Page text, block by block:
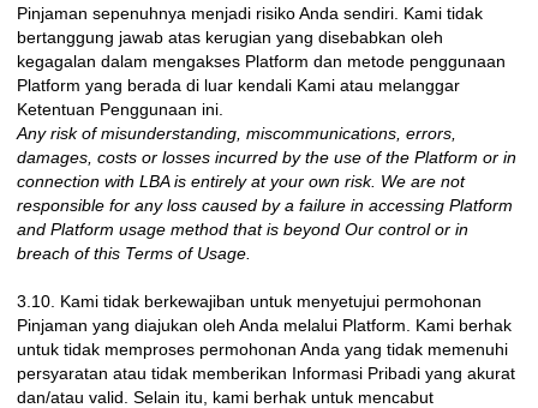
Pinjaman sepenuhnya menjadi risiko Anda sendiri. Kami tidak
bertanggung jawab atas kerugian yang disebabkan oleh
kegagalan dalam mengakses Platform dan metode penggunaan
Platform yang berada di luar kendali Kami atau melanggar
Ketentuan Penggunaan ini.
Any risk of misunderstanding, miscommunications, errors,
damages, costs or losses incurred by the use of the Platform or in
connection with LBA is entirely at your own risk. We are not
responsible for any loss caused by a failure in accessing Platform
and Platform usage method that is beyond Our control or in
breach of this Terms of Usage.
3.10. Kami tidak berkewajiban untuk menyetujui permohonan
Pinjaman yang diajukan oleh Anda melalui Platform. Kami berhak
untuk tidak memproses permohonan Anda yang tidak memenuhi
persyaratan atau tidak memberikan Informasi Pribadi yang akurat
dan/atau valid. Selain itu, kami berhak untuk mencabut